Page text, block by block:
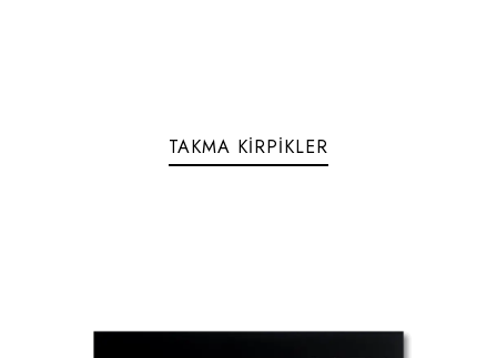
TAKMA KİRPİKLER